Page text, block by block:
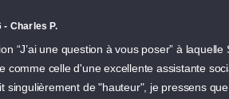
- Charles P.
“J’ai une question à vous poser” à
comme celle d'une excellente assistante
singulièrement de "hauteur", je pressens